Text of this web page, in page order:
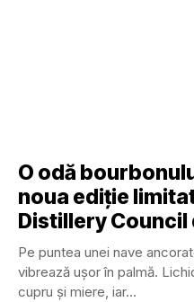
O odă
noua ediție
Distillery Council
Pe puntea unei nave
vibrează ușor în palmă.
cupru și miere, iar...